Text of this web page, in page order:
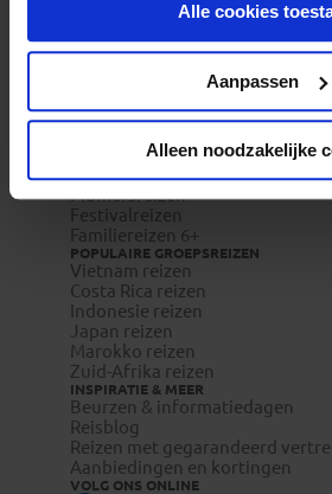
toekomst wijzigen.Alle cookies
Aanpassen
Alleen noodzakelijke
REIZEN MET KONING AAP
Waarom Koning Aap?
Bestemmingen
Duurzaam toerisme
Veelgestelde vragen
Reisverzekeringen
Groepsreizen
Pioniersreizen
Festivalreizen
Familiereizen 6+
POPULAIRE GROEPSREIZEN
Vietnam reizen
Costa Rica reizen
Indonesie reizen
Japan reizen
Marokko reizen
Zuid-Afrika reizen
INSPIRATIE & MEER
Beurzen & informatiedagen
Reisblog
Reizen met gegarandeerd
Aanbiedingen en kortingen
VOLG ONS ONLINE